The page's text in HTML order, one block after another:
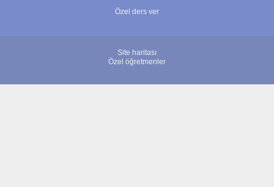
Özel ders ver
Site haritası
Özel öğretmenler